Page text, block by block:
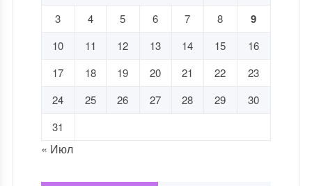
3
4 5 6 7 8 9
10 11 12 13 14 15
16
17
18 19 20 21 22
23
24
25 26 27 28 29
30
31
« Июл